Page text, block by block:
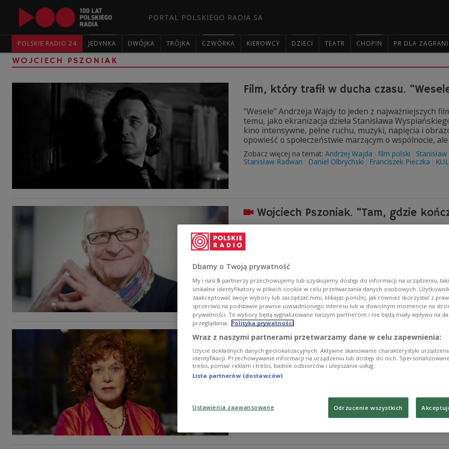
PORTAL POLSKIEGO RADIA SA
POLSKIE RADIO 24 JEDYNKA DWÓJKA TRÓJKA CZWÓRKA KIEROWCY DZIECI TEATR CHOPIN PR DLA
WOJCIECH PSZONIAK
Film, który trafił w ducha czasu.
"Wesele" Andrzeja Wajdy to jeden z najważniejszych
temu, jako ekranizacja dzieła Stanisława
kino intensywne, pełne ruchu, muzyki, napięcia i
opowieść o społeczeństwie marzącym o wspólnocie,
Zobacz więcej na temat: Andrzej Wajda film polski
Stanisław Radwan
Daniel Olbrychski Franciszek Pieczka
Wojciech Pszoniak. "Tam, gdzie
– Mam wrażenie, że przedwczoraj skończyłem studia i
nie znudziłem tym, co robię – mówił wybitny aktor w
Pszoniaka. Z tej okazji prezentujemy archiwalne
Zobacz więcej na temat:
Urodziny dwójki artystów filmu i teatru:
6 marca urodzili się Andrzej Wajda oraz Joanna
archiwum fragment książki Wojciecha Pszoniaka i
Trójce w 2010 roku.
Michał Żołądkowski Barbara Marcinik Trójka
Dbamy o Twoją prywatność
My i nasi 5 partnerzy przechowujemy lub uzyskujemy dostęp do informacji na urządzeniu,
unikalne identyfikatory w plikach cookie w celu przetwarzania danych osobowych.
zaakceptować swoje wybory lub zarządzać nimi, klikając poniżej, jak również skorzystać z
sprzeciwu na podstawie prawnie uzasadnionego interesu lub w dowolnym momencie na
prywatności. Te wybory będą sygnalizowane naszym partnerom i nie będą miały wpływu na
przeglądania. Polityka prywatności
Wraz z naszymi partnerami przetwarzamy dane w celu zapewnienia:
Użycie dokładnych danych geolokalizacyjnych. Aktywne skanowanie charakterystyki
identyfikacji. Przechowywanie informacji na urządzeniu lub dostęp do nich.
treści, pomiar reklam i treści, badnie odbiorców i ulepszanie usług.
Lista partnerów (dostawców)
Ustawienia zaawansowane Odrzucenie wszystkich